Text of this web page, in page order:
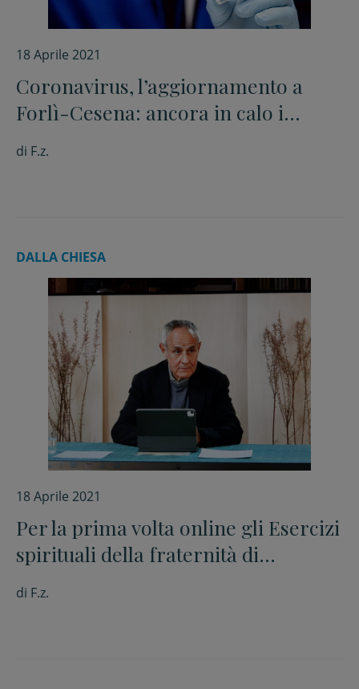
18 Aprile 2021
Coronavirus, l’aggiornamento a
Forlì-Cesena: ancora in calo i
positivi
di F.z.
DALLA CHIESA
18 Aprile 2021
Per la prima volta online gli Esercizi
spirituali della fraternità di
Comunione e liberazione
di F.z.